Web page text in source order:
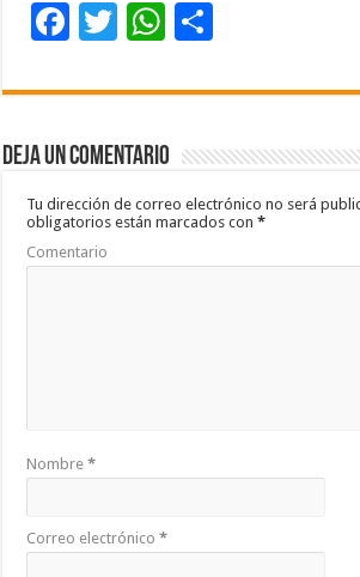
F
e
b
o
o
k
T
tt
er
W
at
sA
p
p
m
ar
ti
Deja un comentario
Tu dirección de correo electrónico no será
obligatorios están marcados con*
Comentario
Nombre*
Correo electrónico*